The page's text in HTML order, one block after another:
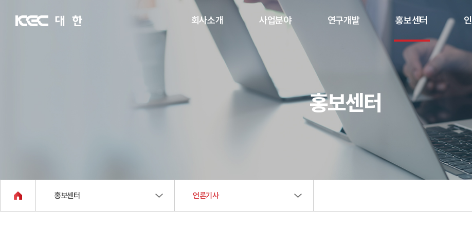
회사소개
인증 및 면허정보
사업분야
엔지니어링사업본부
건설사업관리본부
건설본부/HDD사업부
연구개발
연구논문
지적재산권
홍보센터
대한뉴스
대한갤러리
언론기사
사이버PR
홍보센터
홍보센터 언론기사